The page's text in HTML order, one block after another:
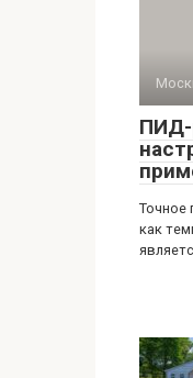
ПИД-
Точное
как